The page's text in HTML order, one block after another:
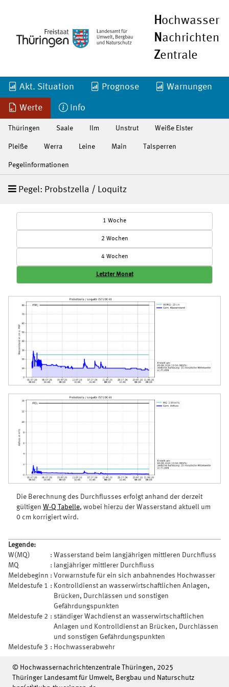
Hochwasser
Nachrichten
Zentrale
Akt. Situation Prognose Warnungen
Werte Info
Thüringen Saale Ilm Unstrut Weiße Elster
Pleiße Werra Leine Main Talsperren
Pegelinformationen
Pegel: Probstzella / Loquitz
1 Woche
2 Wochen
4 Wochen
Letzter Monat
Die Berechnung des Durchflusses erfolgt anhand der derzeit
gültigen W-Q Tabelle, wobei hierzu der Wasserstand aktuell um
0 cm korrigiert wird.
Legende:
W(MQ)
: Wasserstand beim langjährigen mittleren Durchfluss
MQ
: langjähriger mittlerer Durchfluss
Meldebeginn : Vorwarnstufe für ein sich anbahnendes Hochwasser
Meldestufe 1 : Kontrolldienst an wasserwirtschaftlichen Anlagen,
Brücken, Durchlässen und sonstigen
Gefährdungspunkten
Meldestufe 2 : ständiger Wachdienst an wasserwirtschaftlichen
Anlagen und Kontrolldienst an Brücken, Durchlässen
und sonstigen Gefährdungspunkten
Meldestufe 3 : Hochwasserabwehr
© Hochwassernachrichtenzentrale Thüringen, 2025
Thüringer Landesamt für Umwelt, Bergbau und Naturschutz